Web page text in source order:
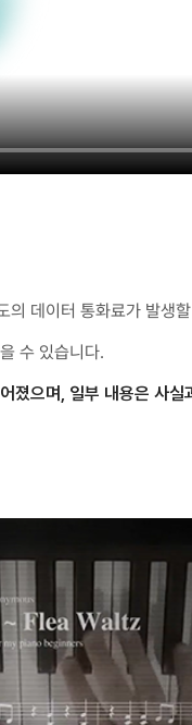
의 데이터 통화료가 발생
수 있습니다.
졌으며, 일부 내용은 사실